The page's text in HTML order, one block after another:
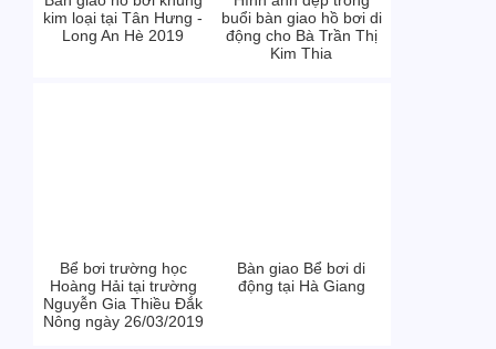
kim loại tại Tân Hưng -
Long An Hè 2019
buổi bàn giao hồ bơi di
động cho Bà Trần Thị
Kim Thia
Bể bơi trường học
Hoàng Hải tại trường
Nguyễn Gia Thiều Đắk
Nông ngày 26/03/2019
Bàn giao Bể bơi di
động tại Hà Giang